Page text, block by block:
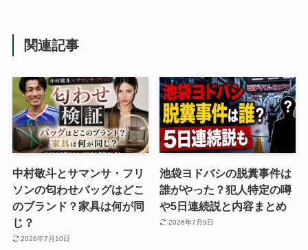
関連記事
中村敬斗とサマンサ・フリ
ソンの匂わせバッグはどこ
のブランド？家具は何が同
じ？
2026年7月10日
池袋ヨドバシの脱糞事件は
誰がやった？犯人特定の噂
や5日連続説と内容まとめ
2026年7月9日